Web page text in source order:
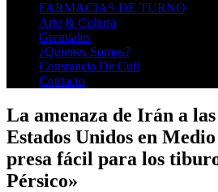
FARMACIAS DE TURNO
Arte & Cultura
Gremiales
¿Quienes Somos?
Constancia De Cuil
Contacto
La amenaza de Irán a
Estados Unidos en
presa fácil para los
Pérsico»